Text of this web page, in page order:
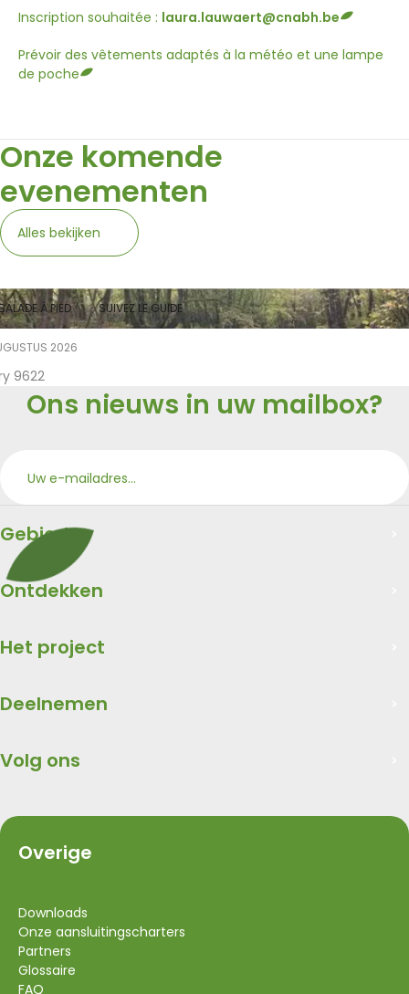
Inscription souhaitée : laura.lauwaert@cnabh.be
Prévoir des vêtements adaptés à la météo et une lampe
de poche
Onze komende
evenementen
Alles bekijken
2026
9622
À PIED SUIVEZ LE GUIDE
Ons nieuws in uw mailbox?
Gebied
Ontdekken
Het project
Deelnemen
Volg ons
Overige
Downloads
Onze aansluitingscharters
Partners
Glossaire
FAQ